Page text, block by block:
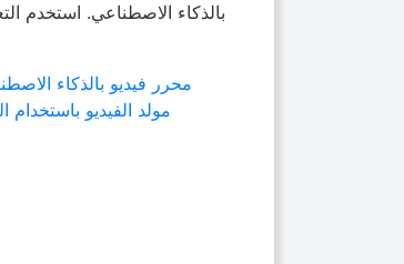
بالذكاء الاصطناعي. استخدم
محرر فيديو بالذكاء
مولد الفيديو باستخدام